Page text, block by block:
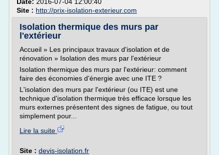
Site : http://prix-isolation-exterieur.com
Isolation thermique des murs par
l'extérieur
Accueil » Les principaux travaux d'isolation et de
rénovation » Isolation des murs par l'extérieur
Isolation thermique des murs par l'extérieur: comment
faire des économies d'énergie avec une ITE ?
L'isolation des murs par l'extérieur (ou ITE) est une
technique d'isolation thermique très efficace lorsque les
murs externes présentent des signes de fatigue, ou tout
simplement pour...
Lire la suite
Site : devis-isolation.fr